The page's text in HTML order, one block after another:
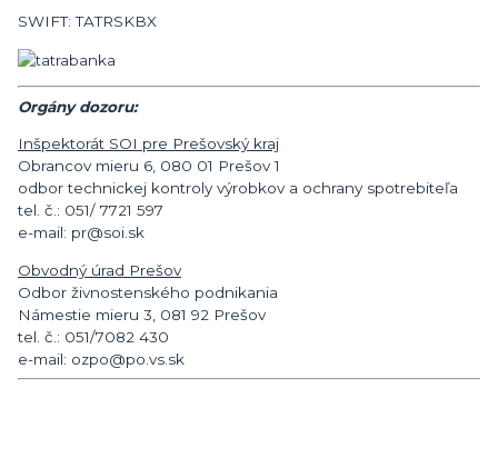
SWIFT: TATRSKBX
Orgány dozoru:
Inšpektorát SOI pre Prešovský kraj
Obrancov mieru 6, 080 01 Prešov 1
odbor technickej kontroly výrobkov a ochrany spotrebiteľa
tel. č.: 051/ 7721 597
e-mail: pr@soi.sk
Obvodný úrad Prešov
Odbor živnostenského podnikania
Námestie mieru 3, 081 92 Prešov
tel. č.: 051/7082 430
e-mail: ozpo@po.vs.sk